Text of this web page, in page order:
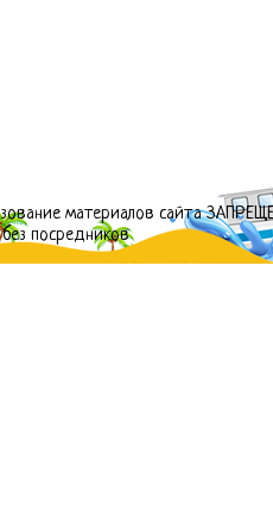
материалов сайта
посредников